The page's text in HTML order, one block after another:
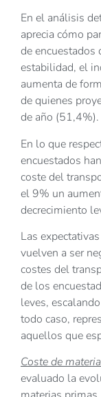
En el análisis
aprecia cómo
de encuestados
estabilidad, el
aumenta de
de quienes
de año (51,4%).
En lo que
encuestados
coste del
el 9% un
decrecimiento
Las
vuelven a ser
costes del
de los
leves,
todo caso,
aquellos que
Coste de
evaluado la